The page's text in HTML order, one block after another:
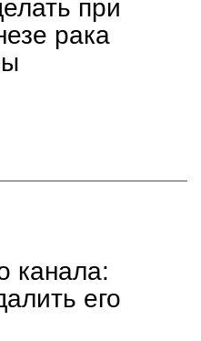
при
рака
канала:
его